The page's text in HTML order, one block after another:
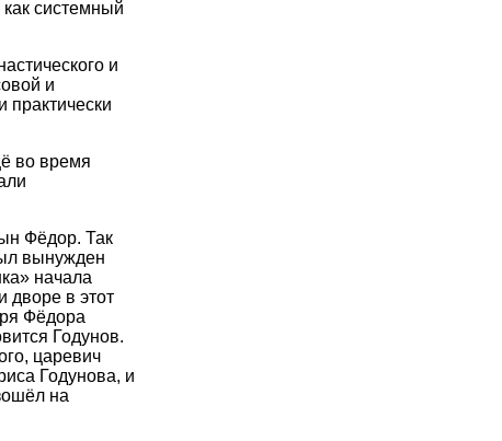
системный
и
и
практически
во время
Фёдор. Так
вынужден
начала
дворе в этот
Фёдора
Годунов.
царевич
Годунова, и
на